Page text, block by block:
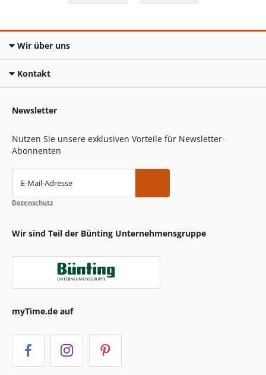
Wir über uns
Kontakt
Newsletter
Nutzen Sie unsere exklusiven Vorteile für Newsletter-
Abonnenten
E-Mail-Adresse
Datenschutz
Wir sind Teil der Bünting Unternehmensgruppe
myTime.de auf